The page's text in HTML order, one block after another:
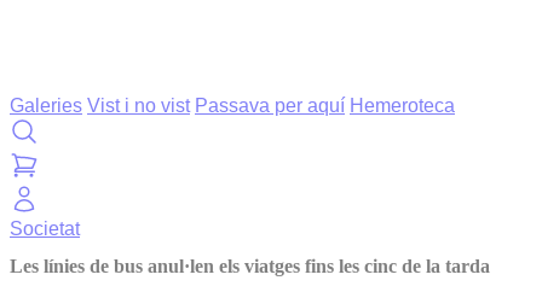
Galeries Vist i no vist Passava per aquí Hemeroteca
Societat
Les línies de bus anul·len els viatges fins les cinc de la tarda